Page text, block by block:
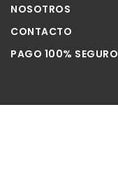
NOSOTROS
CONTACTO
PAGO 100% SEGURO